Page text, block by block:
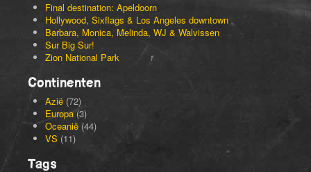
Final destination: Apeldoorn
Hollywood, Sixflags & Los Angeles downtown
Barbara, Monica, Melinda, WJ & Walvissen
Sur Big Sur!
Zion National Park
Continenten
Azië (72)
Europa(3)
Oceanië (44)
VS (11)
Tags